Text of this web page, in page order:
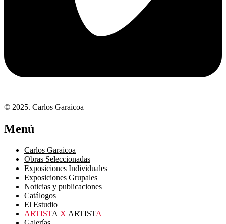
© 2025. Carlos Garaicoa
Menú
Carlos Garaicoa
Obras Seleccionadas
Exposiciones Individuales
Exposiciones Grupales
Noticias y publicaciones
Catálogos
El Estudio
ARTISTA X ARTISTA